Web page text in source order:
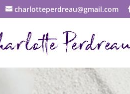
charlotteperdreau@gmail.com